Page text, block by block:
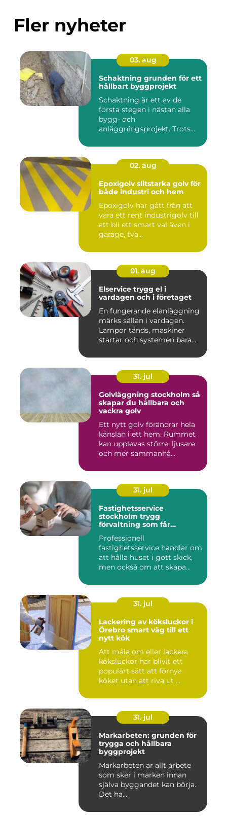
Fler nyheter
03. aug
Schaktning grunden för ett
hållbart byggprojekt
Schaktning är ett av de
första stegen i nästan alla
bygg- och
anläggningsprojekt. Trots
02. aug
Epoxigolv slitstarka golv för
både industri och hem
Epoxigolv har gått från att
vara ett rent industrigolv till
att bli ett smart val även i
garage, tvä...
01. aug
Elservice trygg el i
vardagen och i företaget
En fungerande elanläggning
märks sällan i vardagen.
Lampor tänds, maskiner
startar och systemen bara...
31. jul
Golvläggning stockholm så
skapar du hållbara och
vackra golv
Ett nytt golv förändrar hela
känslan i ett hem. Rummet
kan upplevas större, ljusare
och mer sammanhå...
31. jul
Fastighetsservice
stockholm trygg
förvaltning som får
Professionell
fastighetsservice handlar om
att hålla huset i gott skick,
men också om att skapa
31. jul
Lackering av köksluckor i
Örebro smart väg till ett
nytt kök
Att måla om eller lackera
köksluckor har blivit ett
populärt sätt att förnya
köket utan att riva ut ...
31. jul
Markarbeten: grunden för
trygga och hållbara
byggprojekt
Markarbeten är allt arbete
som sker i marken innan
själva byggandet kan börja.
Det ha...